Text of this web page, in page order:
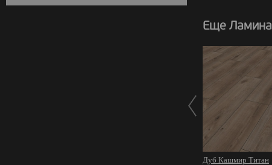
Еще
Дуб Кашмир Титан